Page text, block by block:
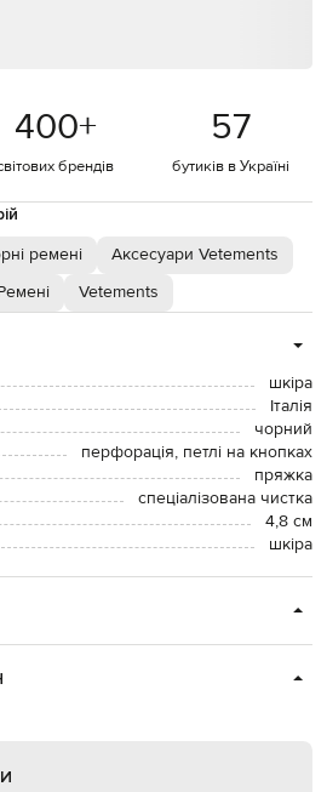
400+
брендів
57
бутиків в Україні
ремені
Аксесуари Vetements
Vetements
шкіра
Італія
чорний
перфорація, петлі на кнопках
пряжка
спеціалізована чистка
4,8 см
шкіра